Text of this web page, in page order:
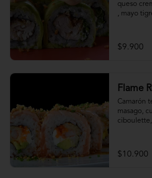
queso
, mayo
$9.900
Flame
Camarón
masago,
ciboulette,
$10.900